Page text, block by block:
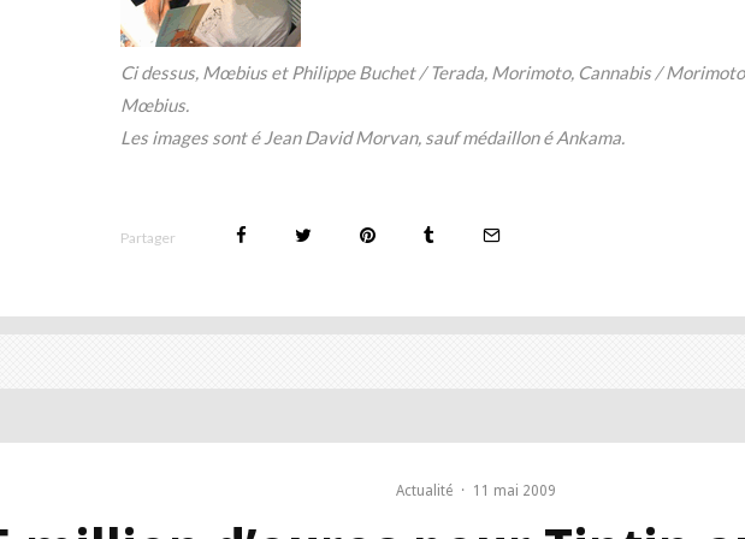
Ci dessus, Mœbius et Philippe Buchet / Terada, Morimoto, Cannabis /
Mœbius.
Les images sont é Jean David Morvan, sauf médaillon é Ankama.
Partager
Actualité · 11 mai 2009